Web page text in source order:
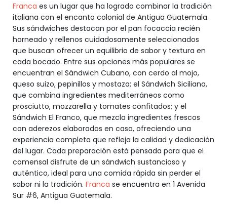
Franca es un lugar que ha logrado combinar la tradición
italiana con el encanto colonial de Antigua Guatemala.
Sus sándwiches destacan por el pan focaccia recién
horneado y rellenos cuidadosamente seleccionados
que buscan ofrecer un equilibrio de sabor y textura en
cada bocado. Entre sus opciones más populares se
encuentran el Sándwich Cubano, con cerdo al mojo,
queso suizo, pepinillos y mostaza; el Sándwich Siciliana,
que combina ingredientes mediterráneos como
prosciutto, mozzarella y tomates confitados; y el
Sándwich El Franco, que mezcla ingredientes frescos
con aderezos elaborados en casa, ofreciendo una
experiencia completa que refleja la calidad y dedicación
del lugar. Cada preparación está pensada para que el
comensal disfrute de un sándwich sustancioso y
auténtico, ideal para una comida rápida sin perder el
sabor ni la tradición. Franca se encuentra en 1 Avenida
Sur #6, Antigua Guatemala.